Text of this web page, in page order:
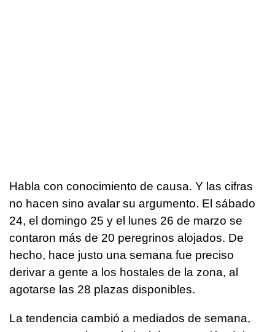
Habla con conocimiento de causa. Y las cifras
no hacen sino avalar su argumento. El sábado
24, el domingo 25 y el lunes 26 de marzo se
contaron más de 20 peregrinos alojados. De
hecho, hace justo una semana fue preciso
derivar a gente a los hostales de la zona, al
agotarse las 28 plazas disponibles.
La tendencia cambió a mediados de semana,